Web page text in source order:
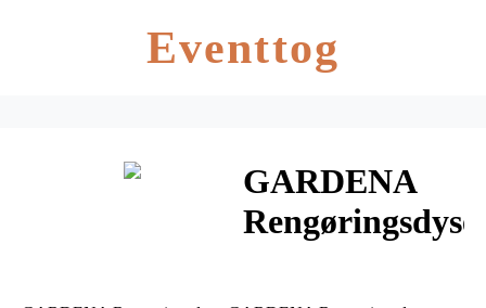
Eventtog
GARDENA
Rengøringsdyse